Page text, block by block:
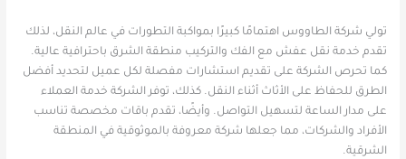
تولي شركة الطاووس اهتمامًا كبيرًا بمواكبة التطورات في عالم النقل، لذلك
تقدم خدمة نقل عفش مع الفك والتركيب منطقة الشرق باحترافية عالية.
كما تحرص الشركة على تقديم استشارات مفصلة لكل عميل لتحديد أفضل
الطرق للحفاظ على الأثاث أثناء النقل. كذلك، توفر الشركة خدمة العملاء
على مدار الساعة لتسهيل التواصل. وأيضًا، تقدم باقات مخصصة تناسب
الأفراد والشركات، مما جعلها شركة معروفة بالموثوقية في المنطقة
الشرقية.